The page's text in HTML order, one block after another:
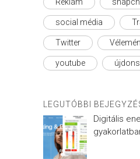
social média
Twitter
youtube
LEGUTÓBBI
Digitális